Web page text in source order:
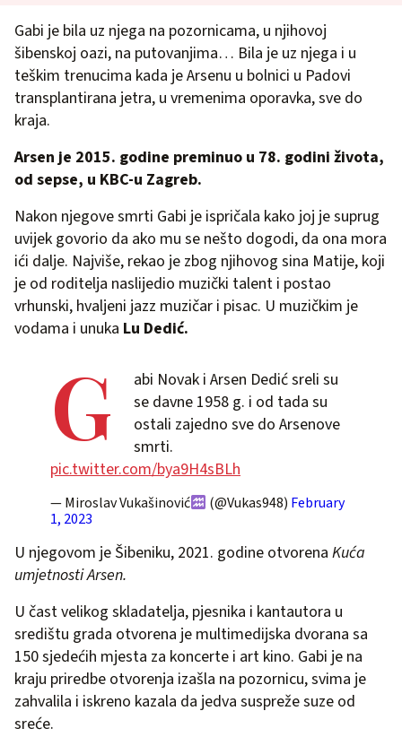
Gabi je bila uz njega na pozornicama, u njihovoj
šibenskoj oazi, na putovanjima… Bila je uz njega i u
teškim trenucima kada je Arsenu u bolnici u Padovi
transplantirana jetra, u vremenima oporavka, sve do
kraja.
Arsen je 2015. godine preminuo u 78. godini života,
od sepse, u KBC-u Zagreb.
Nakon njegove smrti Gabi je ispričala kako joj je suprug
uvijek govorio da ako mu se nešto dogodi, da ona mora
ići dalje. Najviše, rekao je zbog njihovog sina Matije, koji
je od roditelja naslijedio muzički talent i postao
vrhunski, hvaljeni jazz muzičar i pisac. U muzičkim je
vodama i unuka Lu Dedić.
G
abi Novak i Arsen Dedić sreli su
se davne 1958 g. i od tada su
ostali zajedno sve do Arsenove
smrti.
pic.twitter.com/bya9H4sBLh
— Miroslav Vukašinović (@Vukas948) February
1, 2023
U njegovom je Šibeniku, 2021. godine otvorena Kuća
umjetnosti Arsen.
U čast velikog skladatelja, pjesnika i kantautora u
središtu grada otvorena je multimedijska dvorana sa
150 sjedećih mjesta za koncerte i art kino. Gabi je na
kraju priredbe otvorenja izašla na pozornicu, svima je
zahvalila i iskreno kazala da jedva suspreže suze od
sreće.